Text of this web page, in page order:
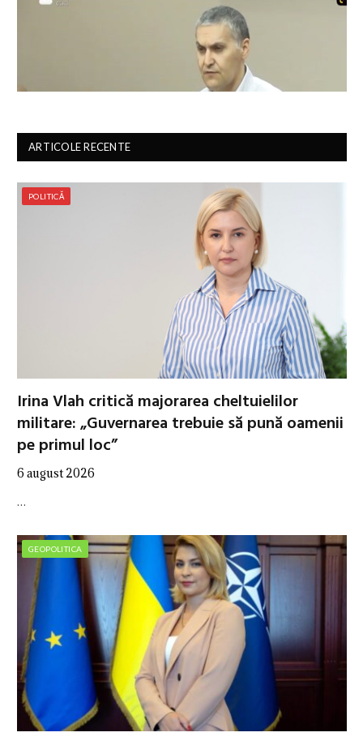
ARTICOLE RECENTE
POLITICĂ
Irina Vlah critică majorarea cheltuielilor
militare: „Guvernarea trebuie să pună oamenii
pe primul loc”
6 august 2026
…
GEOPOLITICA